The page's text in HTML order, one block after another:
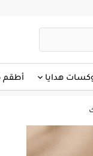
هدايا أطقم